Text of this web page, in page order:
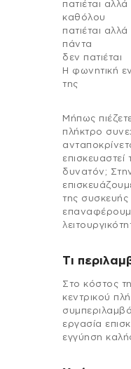
πατιέται
καθόλου
πατιέται
πάντα
δεν πατιέται
Η φωνητική
της
Μήπως
πλήκτρο
δυνατόν;
της συσκευής
Τι
Στo κόστος
κεντρικού
εργασία
εγγύηση